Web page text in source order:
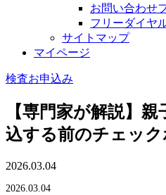
お問い合わせ
フリーダイヤ
サイトマップ
マイページ
検査お申込み
【専門家が解説】
込する前のチェック
2026.03.04
2026.03.04